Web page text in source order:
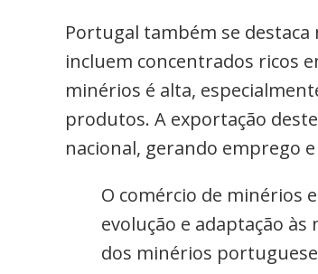
Portugal também se
incluem concentrados ricos
minérios é alta,
produtos. A exportação
nacional, gerando emprego
O comércio de minérios
evolução e adaptação
dos minérios